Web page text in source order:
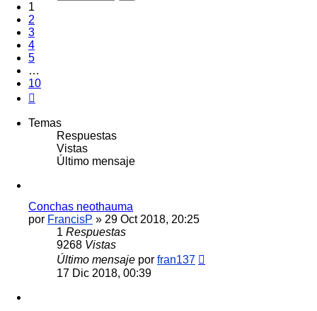
1
2
3
4
5
…
10
Temas
Respuestas
Vistas
Último mensaje
Conchas neothauma
por FrancisP » 29 Oct 2018, 20:25
1 Respuestas
9268 Vistas
Último mensaje por fran137
17 Dic 2018, 00:39